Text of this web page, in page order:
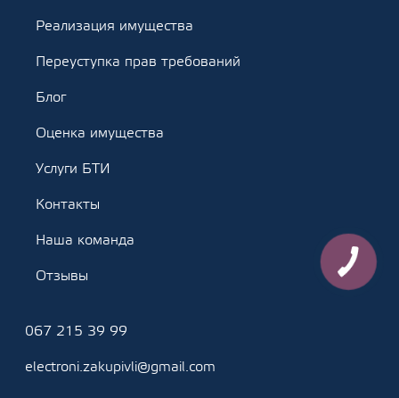
Реализация имущества
Переуступка прав требований
Блог
Оценка имущества
Услуги БТИ
Контакты
Наша команда
Отзывы
067 215 39 99
electroni.zakupivli@gmail.com